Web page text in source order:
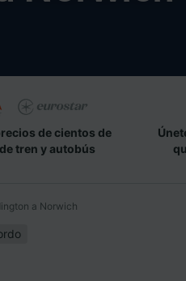
de cientos de
tren y autobús
a Norwich